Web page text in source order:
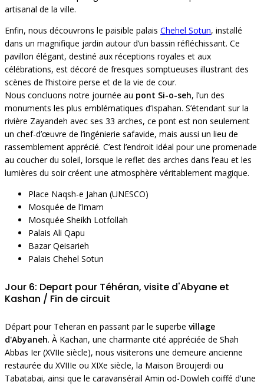
artisanal de la ville.
Enfin, nous découvrons le paisible palais Chehel Sotun, installé
dans un magnifique jardin autour d’un bassin réfléchissant. Ce
pavillon élégant, destiné aux réceptions royales et aux
célébrations, est décoré de fresques somptueuses illustrant des
scènes de l’histoire perse et de la vie de cour.
Nous concluons notre journée au pont Si-o-seh, l’un des
monuments les plus emblématiques d’Ispahan. S’étendant sur la
rivière Zayandeh avec ses 33 arches, ce pont est non seulement
un chef-d’œuvre de l’ingénierie safavide, mais aussi un lieu de
rassemblement apprécié. C’est l’endroit idéal pour une promenade
au coucher du soleil, lorsque le reflet des arches dans l’eau et les
lumières du soir créent une atmosphère véritablement magique.
Place Naqsh-e Jahan (UNESCO)
Mosquée de l’Imam
Mosquée Sheikh Lotfollah
Palais Ali Qapu
Bazar Qeisarieh
Palais Chehel Sotun
Jour 6: Depart pour Téhéran, visite d'Abyane et
Kashan / Fin de circuit
Départ pour Teheran en passant par le superbe village
d'Abyaneh. À Kachan, une charmante cité appréciée de Shah
Abbas Ier (XVIIe siècle), nous visiterons une demeure ancienne
restaurée du XVIIIe ou XIXe siècle, la Maison Broujerdi ou
Tabatabai, ainsi que le caravansérail Amin od-Dowleh coiffé d'une